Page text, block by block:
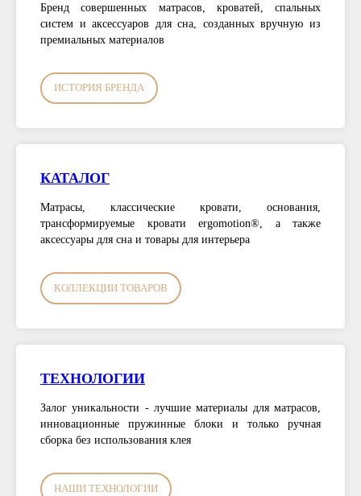
Бренд совершенных матрасов, кроватей, спальных
систем и аксессуаров для сна, созданных вручную из
премиальных материалов
ИСТОРИЯ БРЕНДА
КАТАЛОГ
Матрасы, классические кровати, основания,
трансформируемые кровати ergomotion®, а также
аксессуары для сна и товары для интерьера
КОЛЛЕКЦИИ ТОВАРОВ
ТЕХНОЛОГИИ
Залог уникальности - лучшие материалы для матрасов,
инновационные пружинные блоки и только ручная
сборка без использования клея
НАШИ ТЕХНОЛОГИИ